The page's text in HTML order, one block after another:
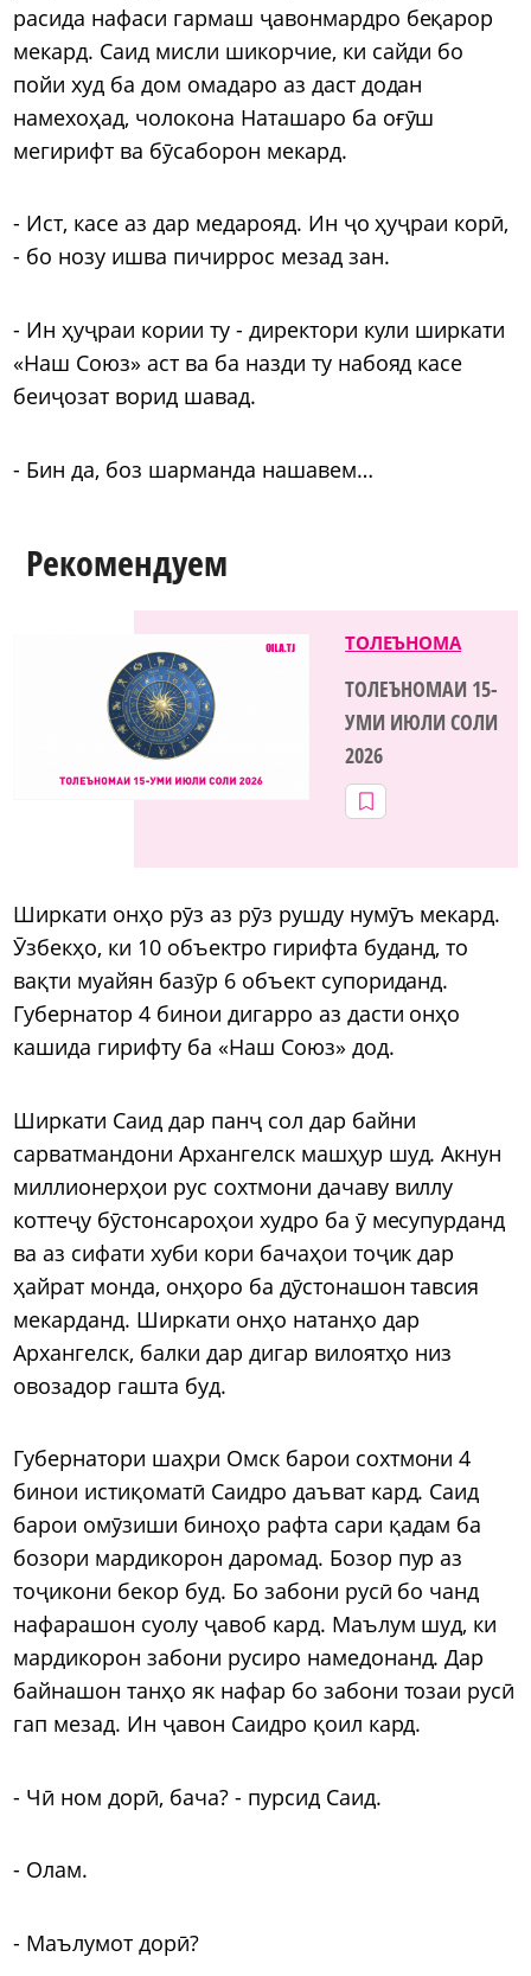
расида нафаси гармаш ҷавонмардро беқарор
мекард. Саид мисли шикорчие, ки сайди бо
пойи худ ба дом омадаро аз даст додан
намехоҳад, чолокона Наташаро ба оғӯш
мегирифт ва бӯсаборон мекард.
- Ист, касе аз дар медарояд. Ин ҷо ҳуҷраи корӣ,
- бо нозу ишва пичиррос мезад зан.
- Ин ҳуҷраи кории ту - директори кули ширкати
«Наш Союз» аст ва ба назди ту набояд касе
беиҷозат ворид шавад.
- Бин да, боз шарманда нашавем…
Рекомендуем
ТОЛЕЪНОМА
ТОЛЕЪНОМАИ 15-
УМИ ИЮЛИ СОЛИ
2026
Ширкати онҳо рӯз аз рӯз рушду нумӯъ мекард.
Ӯзбекҳо, ки 10 объектро гирифта буданд, то
вақти муайян базӯр 6 объект супориданд.
Губернатор 4 бинои дигарро аз дасти онҳо
кашида гирифту ба «Наш Союз» дод.
Ширкати Саид дар панҷ сол дар байни
сарватмандони Архангелск машҳур шуд. Акнун
миллионерҳои рус сохтмони дачаву виллу
коттеҷу бӯстонсароҳои худро ба ӯ месупурданд
ва аз сифати хуби кори бачаҳои тоҷик дар
ҳайрат монда, онҳоро ба дӯстонашон тавсия
мекарданд. Ширкати онҳо натанҳо дар
Архангелск, балки дар дигар вилоятҳо низ
овозадор гашта буд.
Губернатори шаҳри Омск барои сохтмони 4
бинои истиқоматӣ Саидро даъват кард. Саид
барои омӯзиши биноҳо рафта сари қадам ба
бозори мардикорон даромад. Бозор пур аз
тоҷикони бекор буд. Бо забони русӣ бо чанд
нафарашон суолу ҷавоб кард. Маълум шуд, ки
мардикорон забони русиро намедонанд. Дар
байнашон танҳо як нафар бо забони тозаи русӣ
гап мезад. Ин ҷавон Саидро қоил кард.
- Чӣ ном дорӣ, бача? - пурсид Саид.
- Олам.
- Маълумот дорӣ?